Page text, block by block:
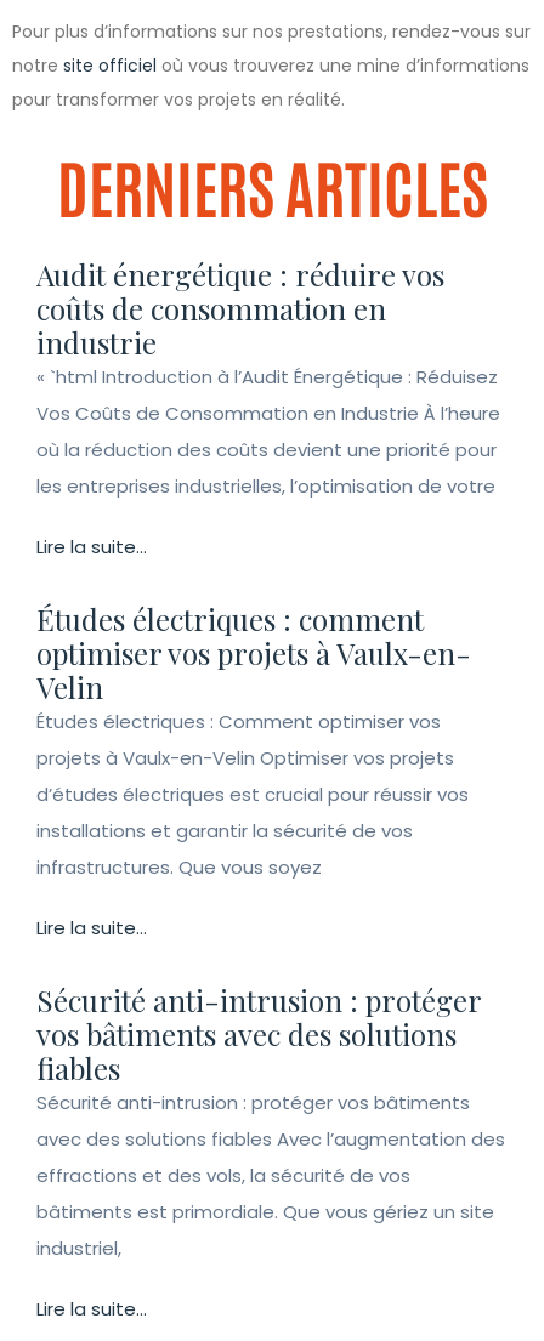
Pour plus d’informations sur nos prestations, rendez-vous sur
notre site officiel où vous trouverez une mine d’informations
pour transformer vos projets en réalité.
DERNIERS ARTICLES
Audit énergétique : réduire vos
coûts de consommation en
industrie
« `html Introduction à l’Audit Énergétique : Réduisez
Vos Coûts de Consommation en Industrie À l’heure
où la réduction des coûts devient une priorité pour
les entreprises industrielles, l’optimisation de votre
Lire la suite...
Études électriques : comment
optimiser vos projets à Vaulx-en-
Velin
Études électriques : Comment optimiser vos
projets à Vaulx-en-Velin Optimiser vos projets
d’études électriques est crucial pour réussir vos
installations et garantir la sécurité de vos
infrastructures. Que vous soyez
Lire la suite...
Sécurité anti-intrusion : protéger
vos bâtiments avec des solutions
fiables
Sécurité anti-intrusion : protéger vos bâtiments
avec des solutions fiables Avec l’augmentation des
effractions et des vols, la sécurité de vos
bâtiments est primordiale. Que vous gériez un site
industriel,
Lire la suite...